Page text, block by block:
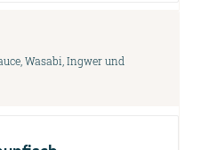
Wasabi, Ingwer und